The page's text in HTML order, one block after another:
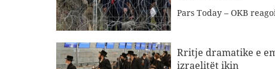
Pars Today – OKB
Rritje dramatike e
izraelitët ikin